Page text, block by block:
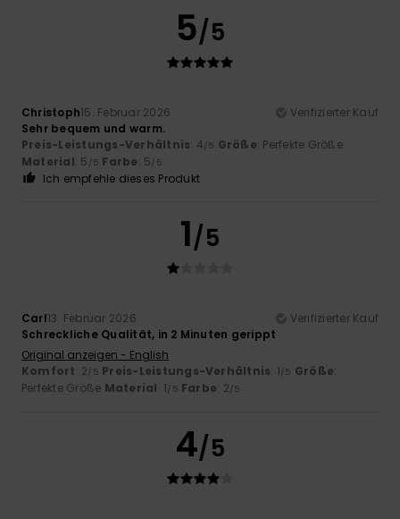
5/5
Christoph15. Februar 2026
Verifizierter Kauf
Sehr bequem und warm.
Preis-Leistungs-Verhältnis: 4/5 Größe: Perfekte Größe
Material: 5 /5 Farbe: 5/5
Ich empfehle dieses Produkt
1/5
Carl13. Februar 2026
Verifizierter Kauf
Schreckliche Qualität, in 2 Minuten gerippt
Original anzeigen - English
Komfort: 2/5 Preis-Leistungs-Verhältnis: 1/5 Größe:
Perfekte Größe Material: 1/5 Farbe: 2/5
4/5